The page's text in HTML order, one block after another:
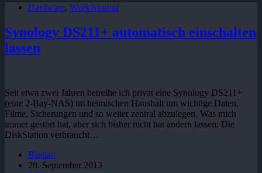
Hardware, WorkAround
Synology DS211+ automatisch einschalten
lassen
Seit etwa zwei Jahren betreibe ich privat eine Synology DS211+
(eine 2-Bay-NAS) im heimischen Haushalt um wichtige Daten,
Filme, Sicherungen und so weiter zentral abzulegen. Was mich
immer gestört hat, aber sich bisher nicht hat ändern lassen: Die
DiskStation verbraucht…
Bastian
28. September 2013